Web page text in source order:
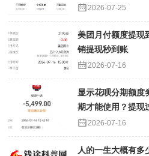
2026-07-25
美团月付额度提现
销提现秒到账
2026-07-16
显示花呗分期额度
期才能使用？提现
2026-07-16
人的一生大概有多